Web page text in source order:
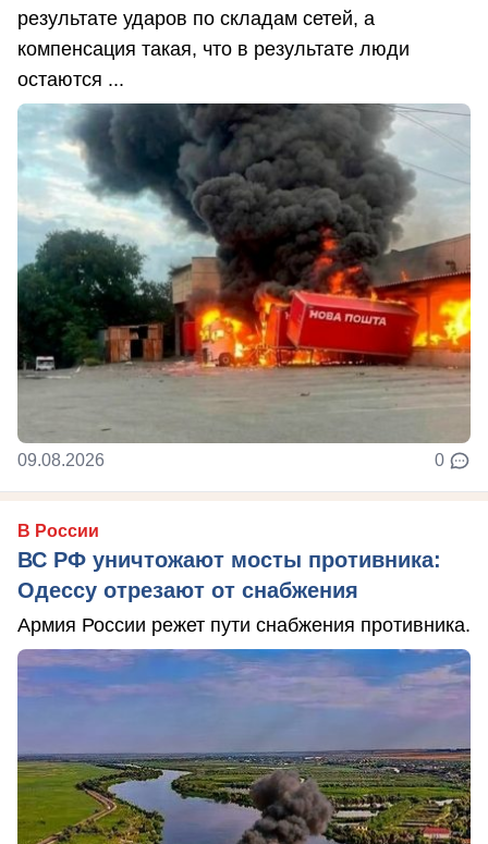
результате ударов по складам сетей, а
компенсация такая, что в результате люди
остаются ...
09.08.2026 0
В России
ВС РФ уничтожают мосты противника:
Одессу отрезают от снабжения
Армия России режет пути снабжения противника.